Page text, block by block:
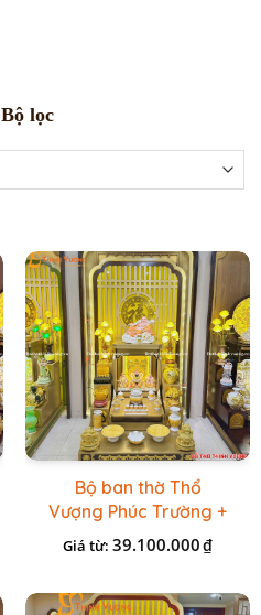
Bộ lọc
Bộ ban thờ Thổ
Vượng Phúc Trường +
Đồ Sứ Vàng Đá Cao
Giá từ: 39.100.000₫